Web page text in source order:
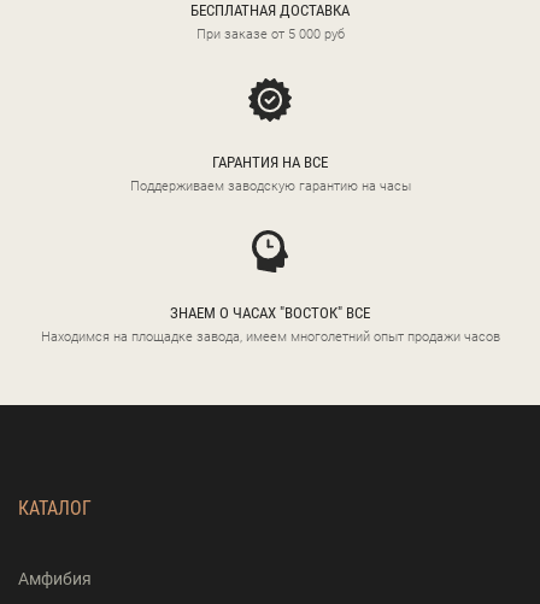
БЕСПЛАТНАЯ ДОСТАВКА
При заказе от 5 000 руб
ГАРАНТИЯ НА ВСЕ
Поддерживаем заводскую гарантию на часы
ЗНАЕМ О ЧАСАХ "ВОСТОК" ВСЕ
Находимся на площадке завода, имеем многолетний опыт продажи часов
КАТАЛОГ
Амфибия